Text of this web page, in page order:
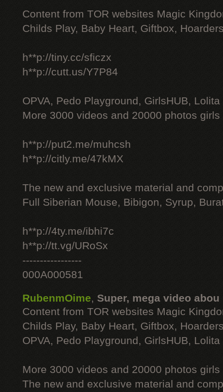
Content from TOR websites Magic
Childs Play, Baby Heart, Giftbox,
h**p://tiny.cc/sficzx
h**p://cutt.us/Y7P84
OPVA, Pedo Playground, GirlsHUB, Lolita
More 3000 videos and 20000 photos
h**p://put2.me/muhcsh
h**p://citly.me/47kMX
The new and exclusive material and
Full Siberian Mouse, Bibigon, Syrup,
h**p://4ty.me/ibhi7c
h**p://tt.vg/URoSx
-----------------
000A000581
RubenmOime, Super, mega video abou
Content from TOR websites Magic
Childs Play, Baby Heart, Giftbox,
OPVA, Pedo Playground, GirlsHUB, Lolita
More 3000 videos and 20000 photos
The new and exclusive material and